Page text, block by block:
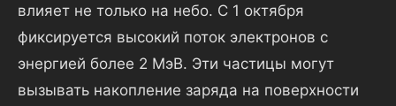
влияет не только на небо. С 1 октября
фиксируется высокий поток электронов с
энергией более 2 МэВ. Эти частицы могут
вызывать накопление заряда на поверхности